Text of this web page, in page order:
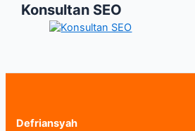
Konsultan SEO
Defriansyah